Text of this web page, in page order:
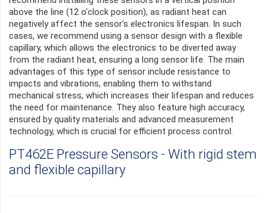
above the line (12 o'clock position), as radiant heat can
negatively affect the sensor's electronics lifespan. In such
cases, we recommend using a sensor design with a flexible
capillary, which allows the electronics to be diverted away
from the radiant heat, ensuring a long sensor life. The main
advantages of this type of sensor include resistance to
impacts and vibrations, enabling them to withstand
mechanical stress, which increases their lifespan and reduces
the need for maintenance. They also feature high accuracy,
ensured by quality materials and advanced measurement
technology, which is crucial for efficient process control.
PT462E Pressure Sensors - With rigid stem
and flexible capillary